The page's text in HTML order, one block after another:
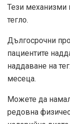
Тези механизми
тегло.
Дългосрочни
пациентите
наддаване на
месеца.
Можете да
редовна